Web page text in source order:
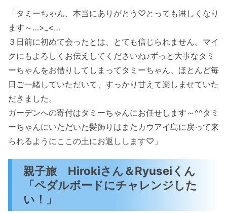
「タミーちゃん、本当にありがとう♡とっても淋しくなり
ます～…>_<…
３日前に初めて会ったとは、とても信じられません。マイ
クにもよろしくお伝えしてくださいね♪ずっと大事なタミ
ーちゃんをお借りしてしまってタミーちゃん、ほとんど毎
日ご一緒していただいて、すっかり甘えて楽しませていた
だきました。
ガーデンへの寄付はタミーちゃんにお任せします～^^タミ
ーちゃんにいただいた髪飾りはまたカウアイ島に戻って来
られるようにここの土にお返しします♡」
親子旅 Hirokiさん＆Ryuseiくん
「ペダルボードにチャレンジした
い！」